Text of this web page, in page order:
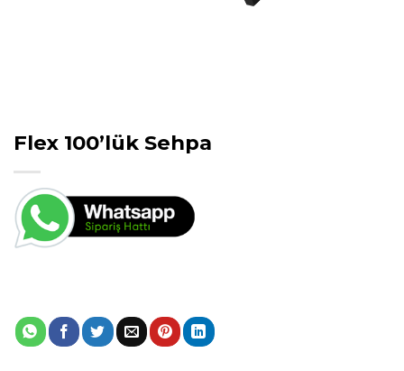
Flex 100’lük Sehpa